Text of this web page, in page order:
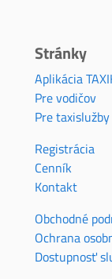
Stránky
Aplikácia
Pre vodičov
Pre taxislužby
Registrácia
Cenník
Kontakt
Obchodné
Ochrana
Dostupnosť